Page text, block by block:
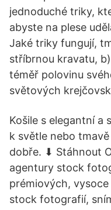
jednoduché triky,
abyste na plese
Jaké triky fungují,
stříbrnou kravatu,
téměř polovinu
světových
Košile s elegantní a
k světle nebo
dobře. ⬇ Stáhnout
agentury stock
prémiových,
stock fotografií,